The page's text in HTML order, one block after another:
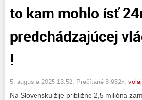
to kam mohlo ísť
predchádzajúcej
!
5. augusta 2025 13:52 , Prečítané 8 952x,
Na Slovensku žije približne 2,5 milióna